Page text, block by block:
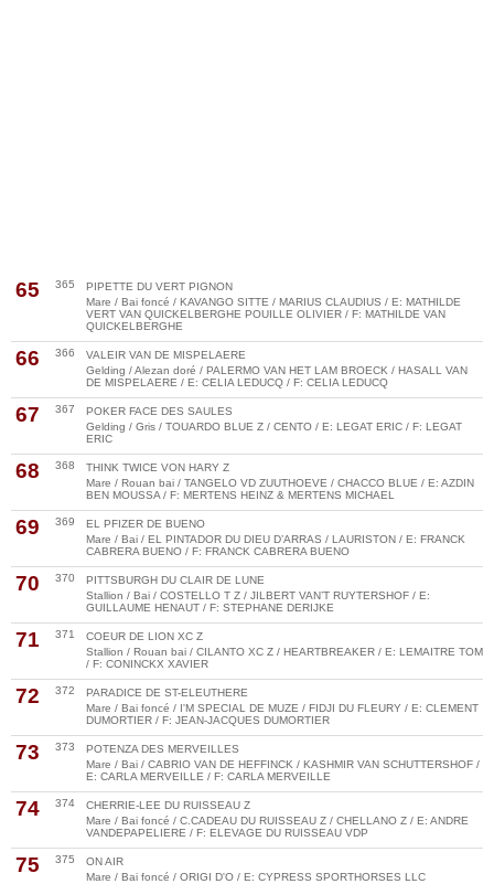
65 365
PIPETTE DU VERT PIGNON
Mare / Bai foncé / KAVANGO SITTE / MARIUS CLAUDIUS / E: MATHILDE
VERT VAN QUICKELBERGHE POUILLE OLIVIER / F: MATHILDE VAN
QUICKELBERGHE
66 366
VALEIR VAN DE MISPELAERE
Gelding / Alezan doré / PALERMO VAN HET LAM BROECK / HASALL VAN
DE MISPELAERE / E: CELIA LEDUCQ / F: CELIA LEDUCQ
67 367
POKER FACE DES SAULES
Gelding / Gris / TOUARDO BLUE Z / CENTO / E: LEGAT ERIC / F: LEGAT
ERIC
68 368
THINK TWICE VON HARY Z
Mare / Rouan bai / TANGELO VD ZUUTHOEVE / CHACCO BLUE / E: AZDIN
BEN MOUSSA / F: MERTENS HEINZ & MERTENS MICHAEL
69 369
EL PFIZER DE BUENO
Mare / Bai / EL PINTADOR DU DIEU D’ARRAS / LAURISTON / E: FRANCK
CABRERA BUENO / F: FRANCK CABRERA BUENO
70 370
PITTSBURGH DU CLAIR DE LUNE
Stallion / Bai / COSTELLO T Z / JILBERT VAN’T RUYTERSHOF / E:
GUILLAUME HENAUT / F: STEPHANE DERIJKE
71 371
COEUR DE LION XC Z
Stallion / Rouan bai / CILANTO XC Z / HEARTBREAKER / E: LEMAITRE TOM
/ F: CONINCKX XAVIER
72 372
PARADICE DE ST-ELEUTHERE
Mare / Bai foncé / I'M SPECIAL DE MUZE / FIDJI DU FLEURY / E: CLEMENT
DUMORTIER / F: JEAN-JACQUES DUMORTIER
73 373
POTENZA DES MERVEILLES
Mare / Bai / CABRIO VAN DE HEFFINCK / KASHMIR VAN SCHUTTERSHOF /
E: CARLA MERVEILLE / F: CARLA MERVEILLE
74 374
CHERRIE-LEE DU RUISSEAU Z
Mare / Bai foncé / C.CADEAU DU RUISSEAU Z / CHELLANO Z / E: ANDRE
VANDEPAPELIERE / F: ELEVAGE DU RUISSEAU VDP
75 375
ON AIR
Mare / Bai foncé / ORIGI D'O / E: CYPRESS SPORTHORSES LLC